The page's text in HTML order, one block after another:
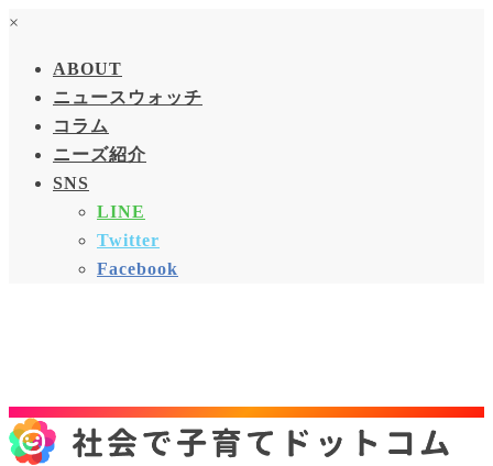
×
ABOUT
ニュースウォッチ
コラム
ニーズ紹介
SNS
LINE
Twitter
Facebook